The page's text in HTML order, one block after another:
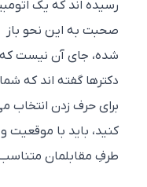
با پیشگیری از برخی
برانگیزی که می تواند
شود جلوگیری کنید: